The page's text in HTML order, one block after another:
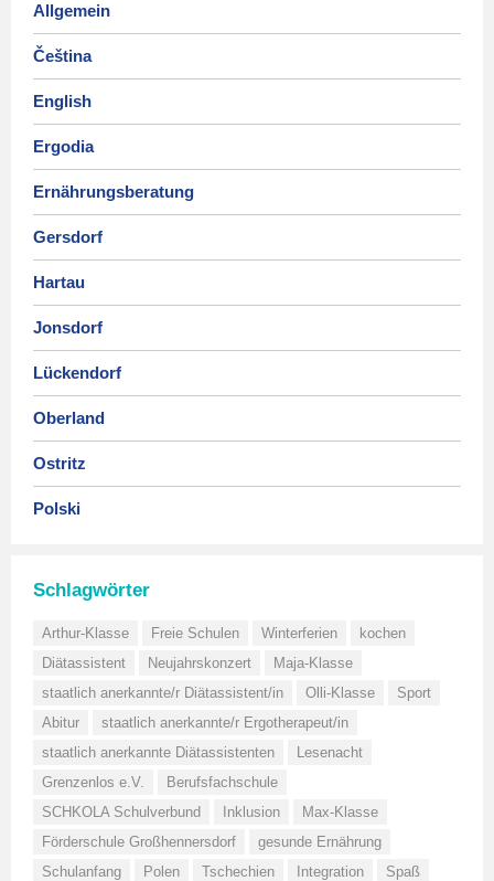
Allgemein
Čeština
English
Ergodia
Ernährungsberatung
Gersdorf
Hartau
Jonsdorf
Lückendorf
Oberland
Ostritz
Polski
Schlagwörter
Arthur-Klasse Freie Schulen Winterferien
kochen
Diätassistent
Neujahrskonzert
Maja-Klasse
staatlich anerkannte/r Diätassistent/in
Olli-Klasse
Sport
Abitur
staatlich anerkannte/r Ergotherapeut/in
staatlich anerkannte Diätassistenten
Lesenacht
Grenzenlos e.V.
Berufsfachschule
SCHKOLA Schulverbund
Inklusion
Max-Klasse
Förderschule Großhennersdorf
gesunde Ernährung
Schulanfang
Polen Tschechien Integration
Spaß